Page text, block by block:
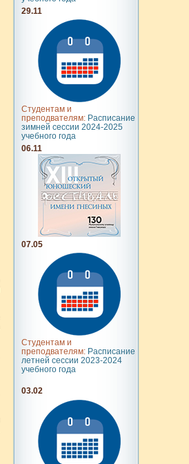
29.11
Студентам и
преподвателям: Расписание
зимней сессии 2024-2025
учебного года
06.11
07.05
Студентам и
преподвателям: Расписание
летней сессии 2023-2024
учебного года
03.02